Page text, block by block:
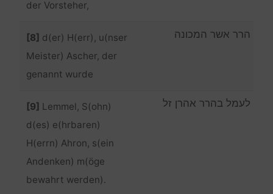
der Vorsteher,
[8] d(er) H(err), u(nser
Meister) Ascher, der
genannt wurde
הרר אשר המכונה
[9] Lemmel, S(ohn)
d(es) e(hrbaren)
H(errn) Ahron, s(ein
Andenken) m(öge
bewahrt werden).
לעמל בהרר אהרן זל